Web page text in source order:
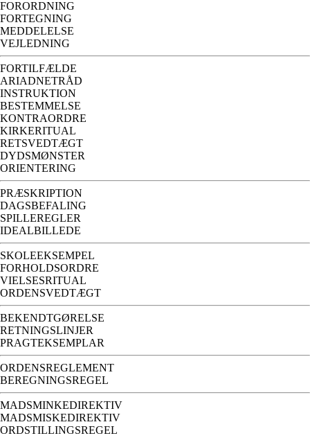
FORORDNING
FORTEGNING
MEDDELELSE
VEJLEDNING
FORTILFÆLDE
ARIADNETRÅD
INSTRUKTION
BESTEMMELSE
KONTRAORDRE
KIRKERITUAL
RETSVEDTÆGT
DYDSMØNSTER
ORIENTERING
PRÆSKRIPTION
DAGSBEFALING
SPILLEREGLER
IDEALBILLEDE
SKOLEEKSEMPEL
FORHOLDSORDRE
VIELSESRITUAL
ORDENSVEDTÆGT
BEKENDTGØRELSE
RETNINGSLINJER
PRAGTEKSEMPLAR
ORDENSREGLEMENT
BEREGNINGSREGEL
MADSMINKEDIREKTIV
MADSMISKEDIREKTIV
ORDSTILLINGSREGEL